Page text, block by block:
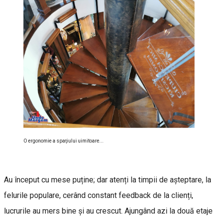
O ergonomie a spaţiului uimitoare...
Au început cu mese puține; dar atenți la timpii de așteptare, la
felurile populare, cerând constant feedback de la clienți,
lucrurile au mers bine și au crescut. Ajungând azi la două etaje